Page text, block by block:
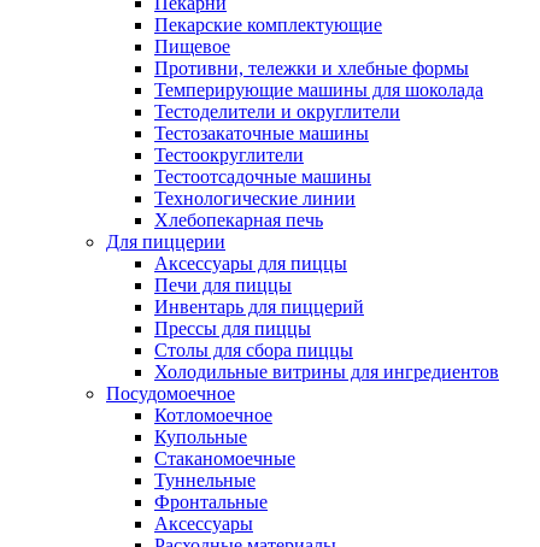
Пекарские комплектующие
Пищевое
Противни, тележки и хлебные формы
Темперирующие машины для шоколада
Тестоделители и округлители
Тестозакаточные машины
Тестоокруглители
Тестоотсадочные машины
Технологические линии
Хлебопекарная печь
Для пиццерии
Аксессуары для пиццы
Печи для пиццы
Инвентарь для пиццерий
Прессы для пиццы
Столы для сбора пиццы
Холодильные витрины для ингредиентов
Посудомоечное
Котломоечное
Купольные
Стаканомоечные
Туннельные
Фронтальные
Аксессуары